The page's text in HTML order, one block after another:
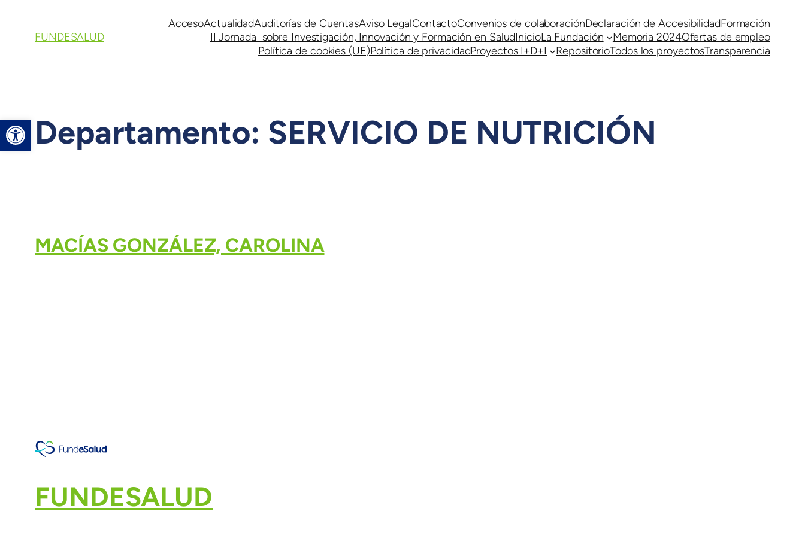
Abrir barra de herramientas
FUNDESALUD
AccesoActualidadAuditorías de CuentasAviso LegalContactoConvenios de colaboraciónDeclaración de AccesibilidadFormación
II Jornada sobre Investigación, Innovación y Formación en SaludInicioLa Fundación Memoria 2024Ofertas de empleo
Política de cookies (UE)Política de privacidadProyectos I+D+I RepositorioTodos los proyectosTransparencia
Departamento: SERVICIO DE NUTRICIÓN
MACÍAS GONZÁLEZ, CAROLINA
FUNDESALUD